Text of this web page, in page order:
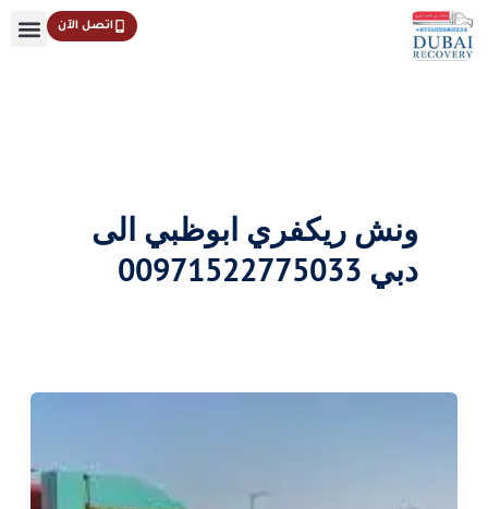
تخطي
إلى
اتصل الآن
ونش ريكفري ابوظبي الى
دبي 00971522775033